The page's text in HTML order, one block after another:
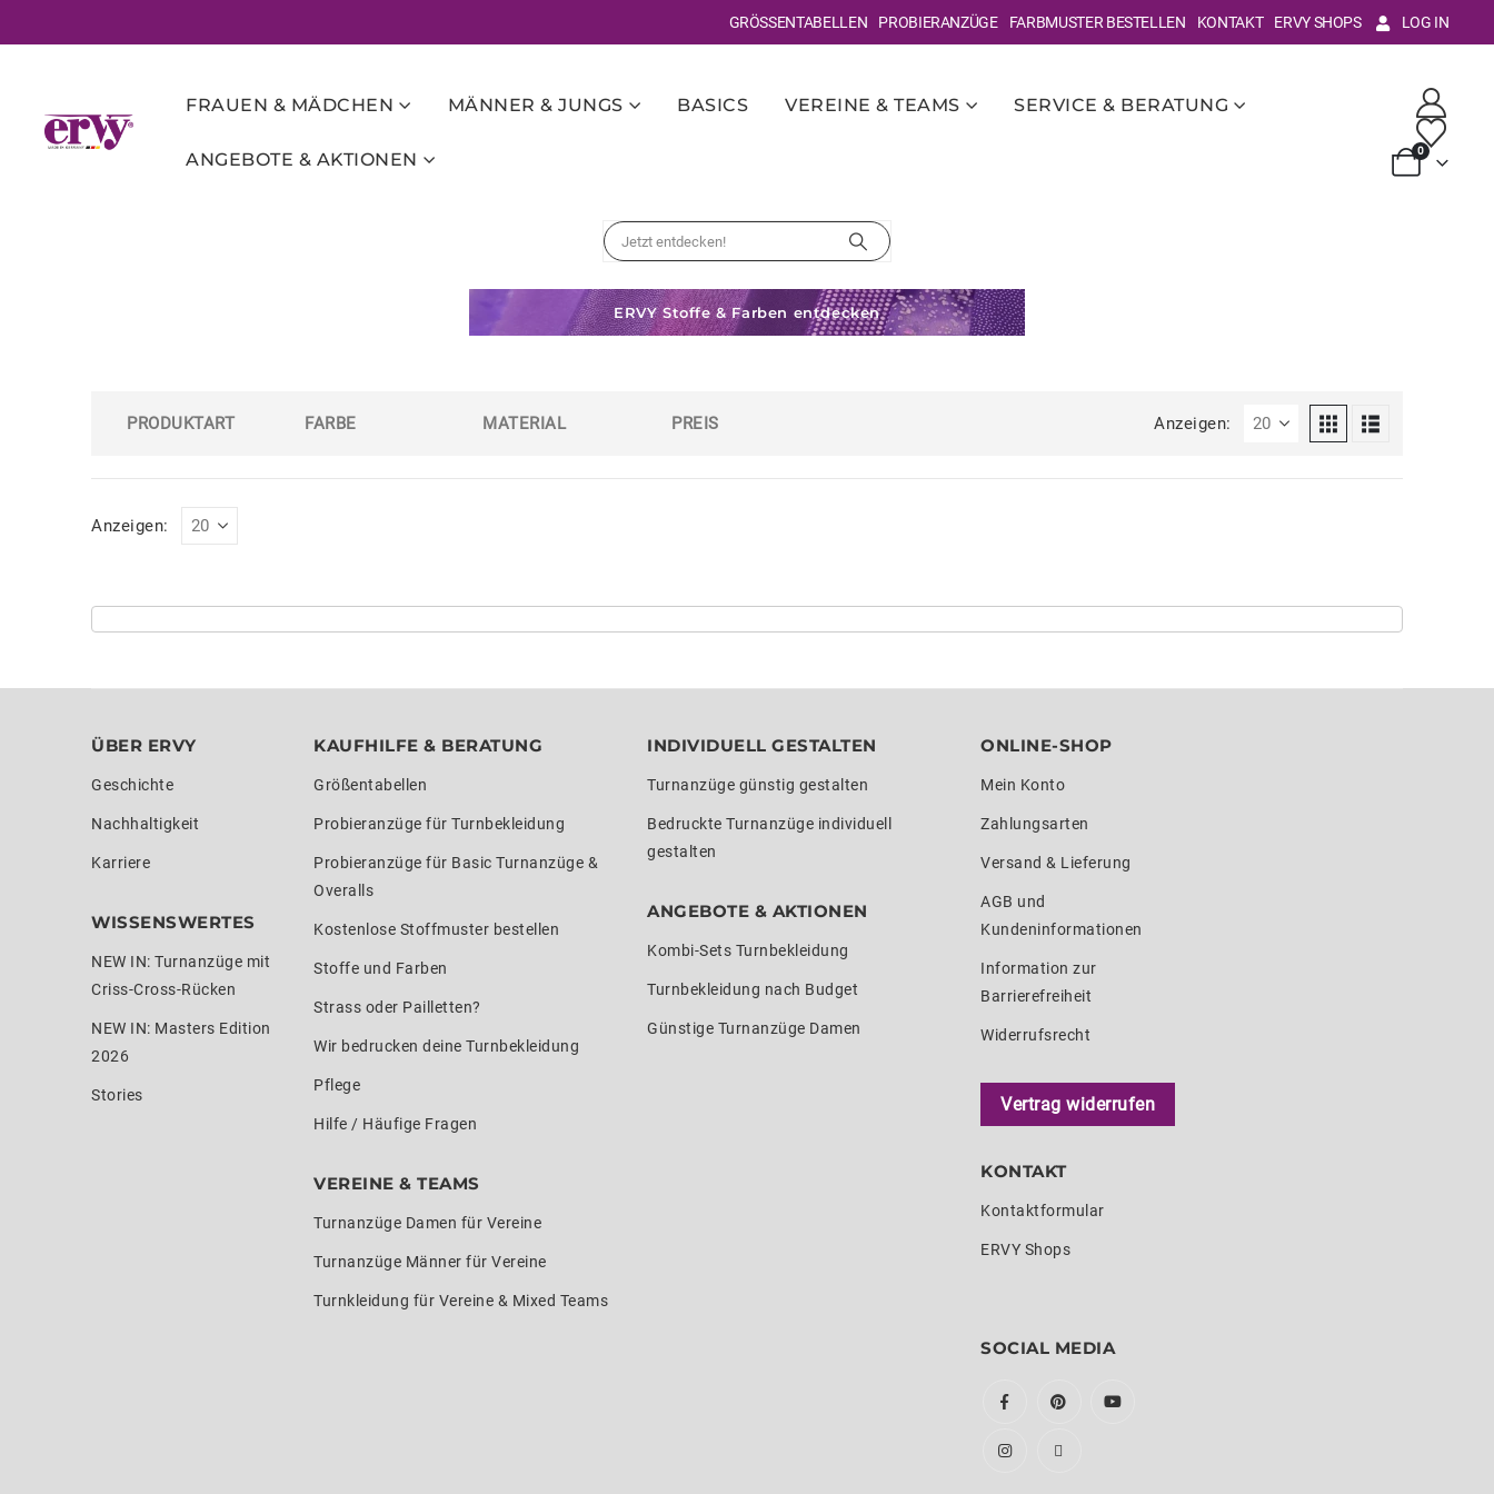
GRÖSSENTABELLEN PROBIERANZÜGE FARBMUSTER BESTELLEN KONTAKT ERVY SHOPS LOG IN
FRAUEN & MÄDCHEN MÄNNER & JUNGS BASICS VEREINE & TEAMS SERVICE & BERATUNG
ANGEBOTE & AKTIONEN 0
ERVY Stoffe & Farben entdecken
PRODUKTART FARBE MATERIAL PREIS Anzeigen:
Anzeigen:
ÜBER ERVY
Geschichte
Nachhaltigkeit
Karriere
WISSENSWERTES
NEW IN: Turnanzüge mit
Criss-Cross-Rücken
NEW IN: Masters Edition
2026
Stories
KAUFHILFE & BERATUNG
Größentabellen
Probieranzüge für Turnbekleidung
Probieranzüge für Basic Turnanzüge &
Overalls
Kostenlose Stoffmuster bestellen
Stoffe und Farben
Strass oder Pailletten?
Wir bedrucken deine Turnbekleidung
Pflege
Hilfe / Häufige Fragen
VEREINE & TEAMS
Turnanzüge Damen für Vereine
Turnanzüge Männer für Vereine
Turnkleidung für Vereine & Mixed Teams
INDIVIDUELL GESTALTEN
Turnanzüge günstig gestalten
Bedruckte Turnanzüge individuell
gestalten
ANGEBOTE & AKTIONEN
Kombi-Sets Turnbekleidung
Turnbekleidung nach Budget
Günstige Turnanzüge Damen
ONLINE-SHOP
Mein Konto
Zahlungsarten
Versand & Lieferung
AGB und
Kundeninformationen
Information zur
Barrierefreiheit
Widerrufsrecht
Vertrag widerrufen
KONTAKT
Kontaktformular
ERVY Shops
SOCIAL MEDIA